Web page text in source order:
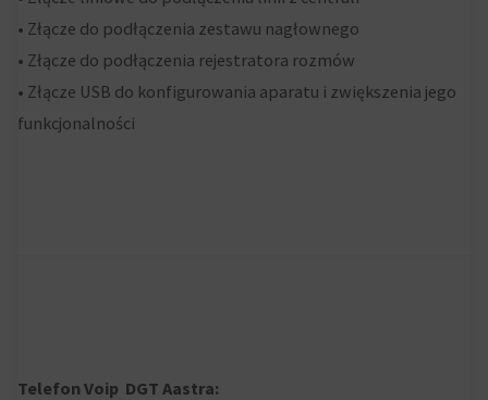
• Złącze do podłączenia zestawu nagłownego
• Złącze do podłączenia rejestratora rozmów
• Złącze USB do konfigurowania aparatu i zwiększenia jego
funkcjonalności
Telefon Voip DGT Aastra:
momencie.
Aby
uzyskać
więcej
używa